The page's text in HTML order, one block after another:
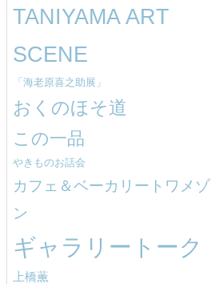
TANIYAMA ART
SCENE
「海老原喜之助展」
おくのほそ道
この一品
やきものお話会
カフェ＆ベーカリートワメゾ
ン
ギャラリートーク
上橋薫